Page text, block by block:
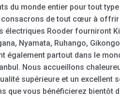
du monde entier pour tout
de tout cœur à
Rooder fourniront
Nyamata, Ruhango,
partout dans le
Nous accueillons
supérieure et un
que vous bénéficierez bientôt